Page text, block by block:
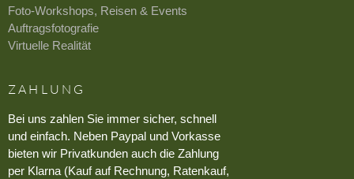
Foto-Workshops, Reisen & Events
Auftragsfotografie
Virtuelle Realität
ZAHLUNG
Bei uns zahlen Sie immer sicher, schnell
und einfach. Neben Paypal und Vorkasse
bieten wir Privatkunden auch die Zahlung
per Klarna (Kauf auf Rechnung, Ratenkauf,